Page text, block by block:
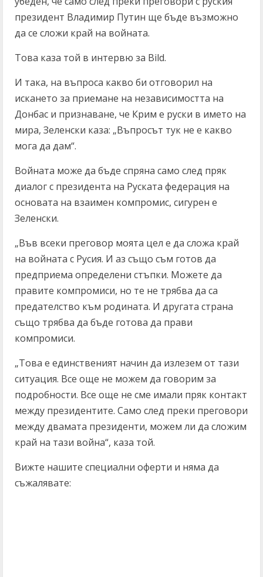
президент Владимир Путин ще бъде възможно
да се сложи край на войната.
Това каза той в интервю за Bild.
И така, на въпроса какво би отговорил на
искането за приемане на независимостта на
Донбас и признаване, че Крим е руски в името на
мира, Зеленски каза: „Въпросът тук не е какво
мога да дам“.
Войната може да бъде спряна само след пряк
диалог с президента на Руската федерация на
основата на взаимен компромис, сигурен е
Зеленски.
„Във всеки преговор моята цел е да сложа край
на войната с Русия. И аз също съм готов да
предприема определени стъпки. Можете да
правите компромиси, но те не трябва да са
предателство към родината. И другата страна
също трябва да бъде готова да прави
компромиси.
„Това е единственият начин да излезем от тази
ситуация. Все още не можем да говорим за
подробности. Все още не сме имали пряк контакт
между президентите. Само след преки преговори
между двамата президенти, можем ли да сложим
край на тази война“, каза той.
Вижте нашите специални оферти и няма да
съжалявате: